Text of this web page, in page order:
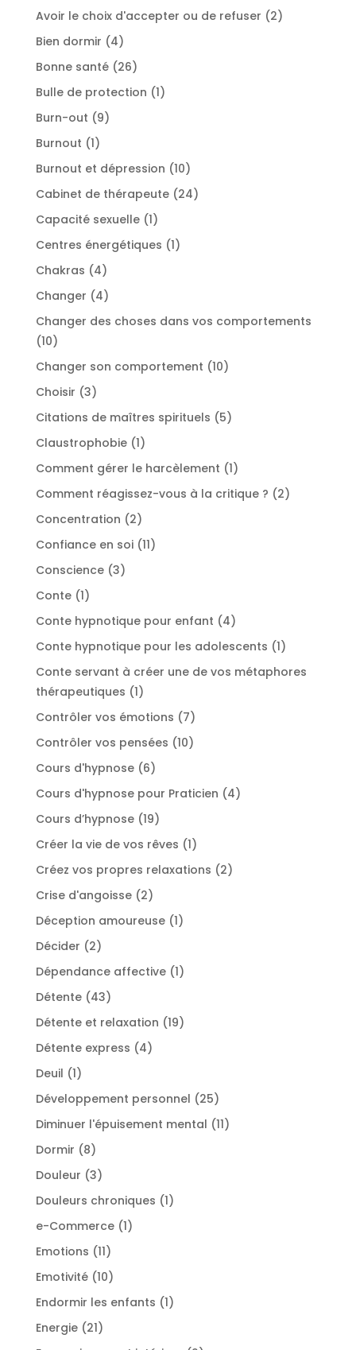
produit
Avoir le choix d'accepter ou de refuser 22
Bien dormir 44
produits
Bonne santé 2626
produits
Bulle de protection 11
Burn-out 99
Burnout 11
produit
Burnout et dépression 1010
produits
Cabinet de thérapeute 2424
Capacité sexuelle 11
produit
Centres énergétiques 11
Chakras 44
produits
Changer 44
produits
Changer des choses dans vos comportements
1010
produits
Changer son comportement 1010
Choisir 33
produits
Citations de maîtres spirituels 55
Claustrophobie 11
produit
Comment gérer le harcèlement 11
produit
Comment réagissez-vous à la critique ? 22
Concentration 22
produits
Confiance en soi 1111
Conscience 33
Conte 11
produit
Conte hypnotique pour enfant 44
produits
Conte hypnotique pour les adolescents 11
produit
Conte servant à créer une de vos métaphores
thérapeutiques 11
produit
Contrôler vos émotions 77
produits
Contrôler vos pensées 1010
Cours d'hypnose 66
produits
Cours d'hypnose pour Praticien 44
Cours d’hypnose 1919
produits
Créer la vie de vos rêves 11
produit
Créez vos propres relaxations 22
Crise d'angoisse 22
produits
Déception amoureuse 11
Décider 22
produits
Dépendance affective 11
Détente 4343
produits
Détente et relaxation 1919
Détente express 44
Deuil 11
produit
Développement personnel 2525
produits
Diminuer l'épuisement mental 1111
Dormir 88
produits
Douleur 33
produits
Douleurs chroniques 11
e-Commerce 11
Emotions 1111
produits
Emotivité 1010
produits
Endormir les enfants 11
Energie 2121